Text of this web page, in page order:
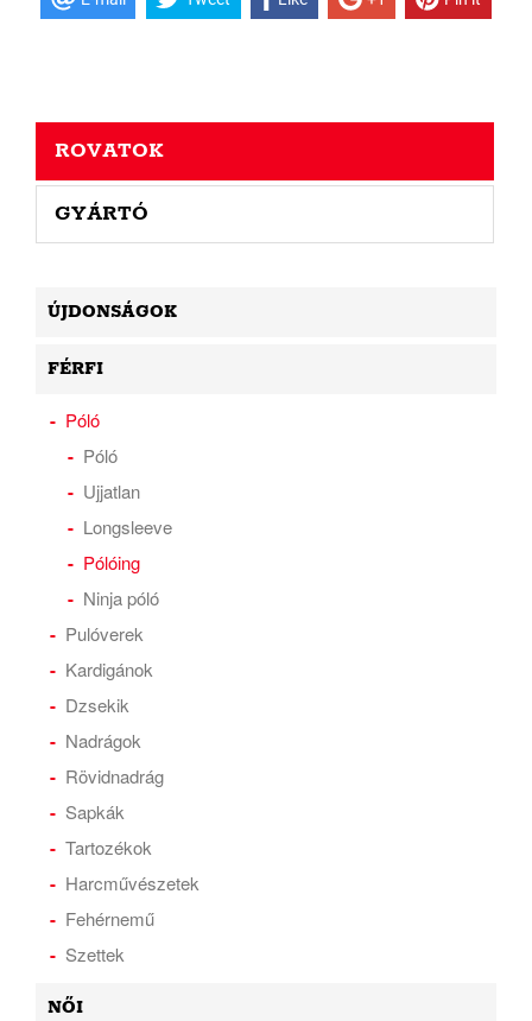
ROVATOK
GYÁRTÓ
ÚJDONSÁGOK
FÉRFI
Póló
Póló
Ujjatlan
Longsleeve
Pólóing
Ninja póló
Pulóverek
Kardigánok
Dzsekik
Nadrágok
Rövidnadrág
Sapkák
Tartozékok
Harcművészetek
Fehérnemű
Szettek
NŐI